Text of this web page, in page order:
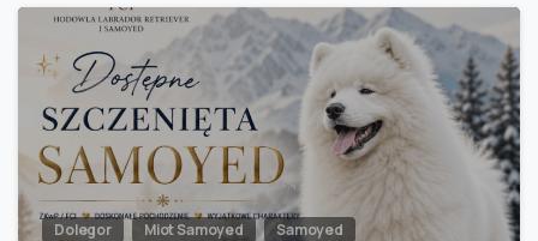
Dolegor Miot Samoyed Samoyed